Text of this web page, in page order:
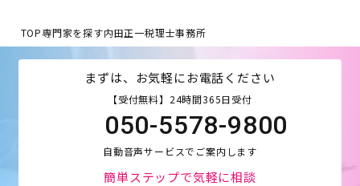
TOP専門家を探す内田正一税理士事務所
まずは、お気軽にお電話ください
【受付無料】24時間365日受付
050-5578-9800
自動音声サービスでご案内します
簡単ステップで気軽に相談